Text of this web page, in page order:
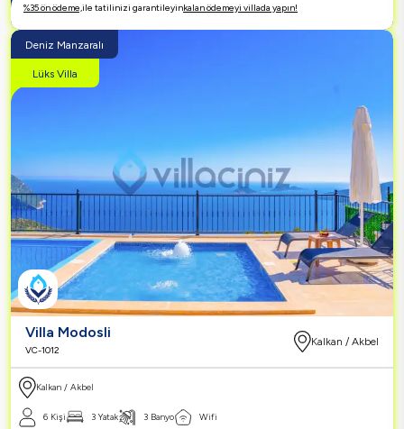
%35 ön ödeme,ile tatilinizi garantileyinkalan ödemeyi villada yapın!
Deniz Manzaralı
Lüks Villa
Villa Modosli
VC-1012
Kalkan / Akbel
Kalkan / Akbel
6 Kişi 3 Yatak 3 Banyo Wifi